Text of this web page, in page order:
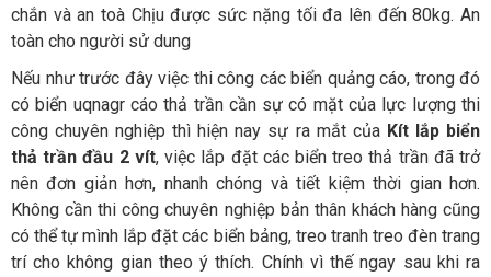
chắn và an toà Chịu được sức nặng tối đa lên đến 80kg. An
toàn cho người sử dung
Nếu như trước đây việc thi công các biển quảng cáo, trong đó
có biển uqnagr cáo thả trần cần sự có mặt của lực lượng thi
công chuyên nghiệp thì hiện nay sự ra mắt của Kít lắp biển
thả trần đầu 2 vít, việc lắp đặt các biển treo thả trần đã trở
nên đơn giản hơn, nhanh chóng và tiết kiệm thời gian hơn.
Không cần thi công chuyên nghiệp bản thân khách hàng cũng
có thể tự mình lắp đặt các biển bảng, treo tranh treo đèn trang
trí cho không gian theo ý thích. Chính vì thế ngay sau khi ra